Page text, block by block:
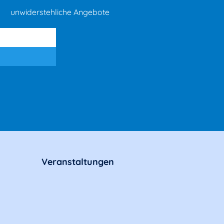
unwiderstehliche Angebote
Veranstaltungen